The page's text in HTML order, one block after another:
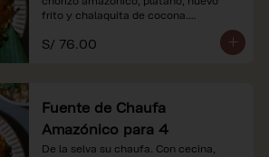
frito y chalaquita de cocona.
*Imágenes referenciales.
*Nuestros precios están expresados en
S/ 76.00
Fuente de Chaufa
Amazónico para 4
De la selva su chaufa. Con cecina,